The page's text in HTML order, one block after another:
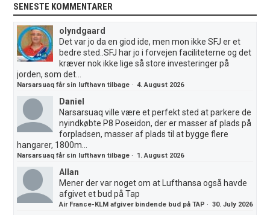
SENESTE KOMMENTARER
olyndgaard
Det var jo da en giod ide, men mon ikke SFJ er et
bedre sted..SFJ har jo i forvejen faciliteterne og det
kræver nok ikke lige så store investeringer på
jorden, som det...
Narsarsuaq får sin lufthavn tilbage ·4. August 2026
Daniel
Narsarsuaq ville være et perfekt sted at parkere de
nyindkøbte P8 Poseidon, der er masser af plads på
forpladsen, masser af plads til at bygge flere
hangarer, 1800m...
Narsarsuaq får sin lufthavn tilbage · 1. August 2026
Allan
Mener der var noget om at Lufthansa også havde
afgivet et bud på Tap
Air France-KLM afgiver bindende bud på TAP ·30. July 2026